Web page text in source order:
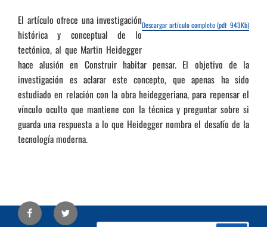
Descargar artículo completo (pdf 943Kb)
El artículo ofrece una investigación
histórica y conceptual de lo
tectónico, al que Martin Heidegger
hace alusión en Construir habitar pensar. El objetivo de la
investigación es aclarar este concepto, que apenas ha sido
estudiado en relación con la obra heideggeriana, para repensar el
vínculo oculto que mantiene con la técnica y preguntar sobre si
guarda una respuesta a lo que Heidegger nombra el desafío de la
tecnología moderna.
Facebook Twitter